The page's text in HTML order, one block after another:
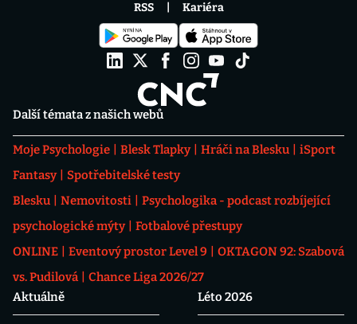
Další témata z našich webů
Moje Psychologie Blesk Tlapky Hráči na Blesku
iSport
Fantasy
Spotřebitelské testy
Blesku
Nemovitosti
Psychologika - podcast rozbíjející
psychologické mýty
Fotbalové přestupy
ONLINE
Eventový prostor Level 9
OKTAGON 92: Szabová
vs. Pudilová
Chance Liga 2026/27
Aktuálně
Léto 2026
RSS Kariéra